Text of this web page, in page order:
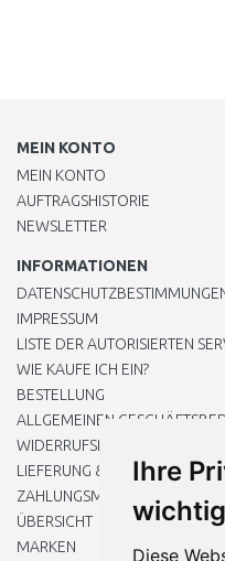
Ihre
wichtig
Diese
MEIN KONTO
MEIN KONTO
AUFTRAGSHISTORIE
NEWSLETTER
INFORMATIONEN
IMPRESSUM
LISTE DER AUTORISIERTEN
WIE KAUFE ICH EIN?
BESTELLUNG
ALLGEMEINEN
WIDERRUFSRECHT
LIEFERUNG & ZAHLUNG
ZAHLUNGSMETHODEN
ÜBERSICHT
MARKEN